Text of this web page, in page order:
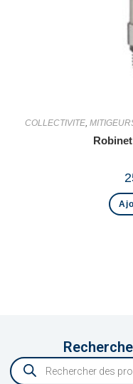
COLLECTIVITE,